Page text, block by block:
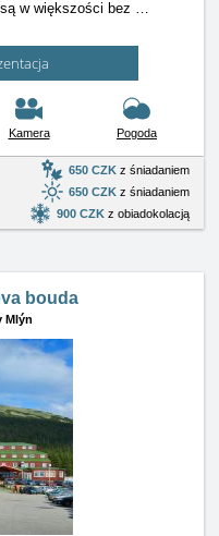
w większości bez …
Kamera Pogoda
650 CZK z śniadaniem
650 CZK z śniadaniem
900 CZK z obiadokolacją
bouda
Mlýn